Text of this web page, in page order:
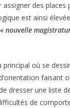
assigner des places
est ainsi
« nouvelle
principal où se
faisant
dresser une liste
de